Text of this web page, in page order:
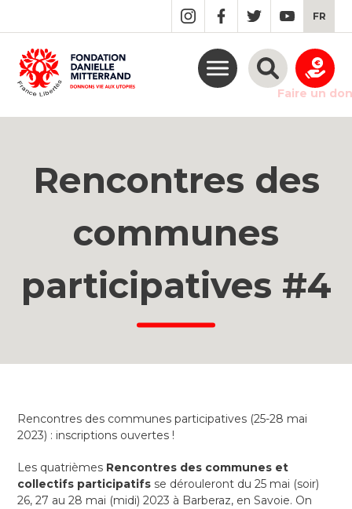
MAIN
CONTENT
FR
Faire un don
Rencontres des
communes
participatives #4
Rencontres des communes participatives (25-28 mai
2023) : inscriptions ouvertes !
Les quatrièmes Rencontres des communes et
collectifs participatifs se dérouleront du 25 mai (soir)
26, 27 au 28 mai (midi) 2023 à Barberaz, en Savoie. On